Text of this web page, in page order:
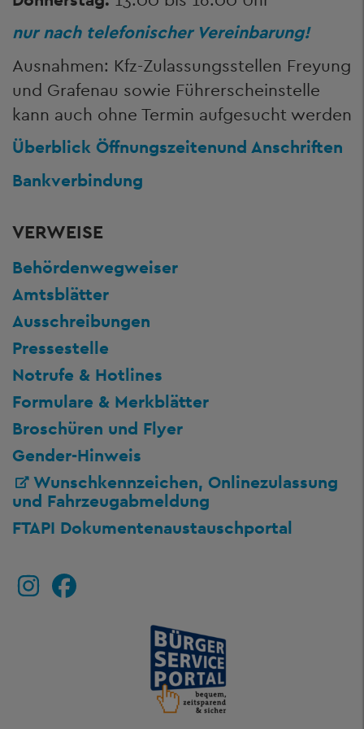
nur nach telefonischer Vereinbarung!
Ausnahmen: Kfz-Zulassungsstellen Freyung
und Grafenau sowie Führerscheinstelle
kann auch ohne Termin aufgesucht werden
Überblick Öffnungszeitenund Anschriften
Bankverbindung
VERWEISE
Behördenwegweiser
Amtsblätter
Ausschreibungen
Pressestelle
Notrufe & Hotlines
Formulare & Merkblätter
Broschüren und Flyer
Gender-Hinweis
Wunschkennzeichen, Onlinezulassung
und Fahrzeugabmeldung
FTAPI Dokumentenaustauschportal